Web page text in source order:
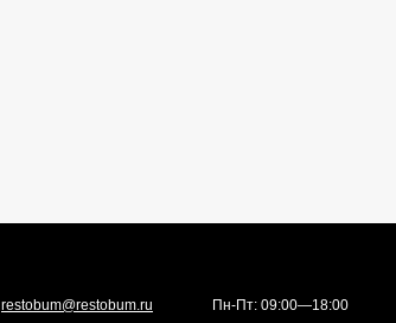
restobum@restobum.ru Пн-Пт: 09:00—18:00